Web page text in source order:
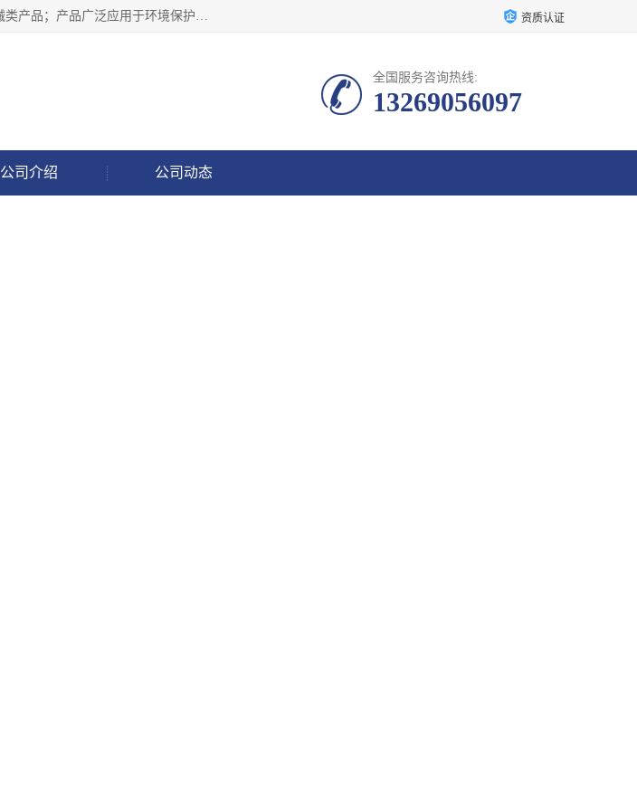
北京鸿泰顺达科技有限公司主要经营电子产品、机械设备、通讯设备、五金、交电等电子机械类产品；产品广泛应用于环境保护、石油化工、电力电子、冶金建筑、煤炭、农业、卫生防疫、教育科研等行业。并成功的与各地环境监测站、污水处理厂、卷烟厂、电厂、高校、科学院所、卫生防疫部门、煤矿、石化厂等用户建立了密切的合作关系。 资质认证
全国服务咨询热线:
13269056097
公司介绍 公司动态